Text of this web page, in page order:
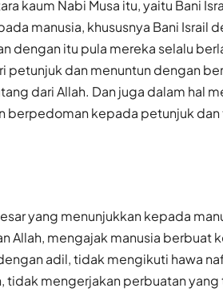
kaum Nabi Musa itu, yaitu Bani
manusia, khususnya Bani Israil
dengan itu pula mereka selalu
petunjuk dan menuntun dengan
dari Allah. Dan juga dalam hal
berpedoman kepada petunjuk dan
yang menunjukkan kepada
Allah, mengajak manusia berbuat
adil, tidak mengikuti hawa
tidak mengerjakan perbuatan